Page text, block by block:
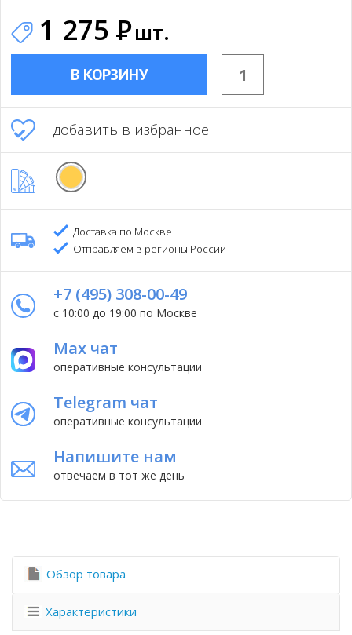
1 275 Ршт.
В КОРЗИНУ
добавить в избранное
Доставка по Москве
Отправляем в регионы России
+7 (495) 308-00-49
с 10:00 до 19:00 по Москве
Max чат
оперативные консультации
Telegram чат
оперативные консультации
Напишите нам
отвечаем в тот же день
Обзор товара
Характеристики